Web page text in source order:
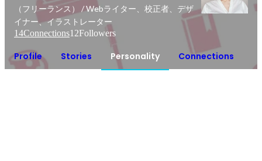
（フリーランス） / Webライター、校正者、デザ
イナー、イラストレーター
14Connections12Followers
Profile Stories Personality Connections